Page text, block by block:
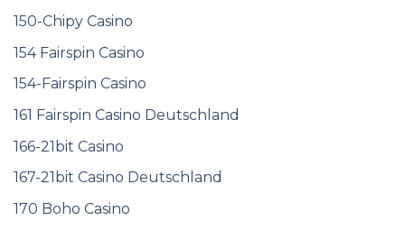
150-Chipy Casino
154 Fairspin Casino
154-Fairspin Casino
161 Fairspin Casino Deutschland
166-21bit Casino
167-21bit Casino Deutschland
170 Boho Casino